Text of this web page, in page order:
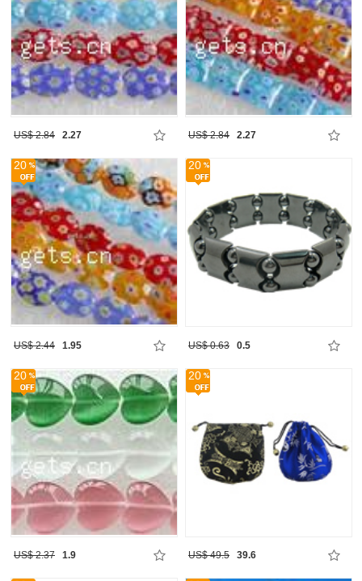
US$ 2.84 2.27 US$ 2.84 2.27
20
US$ 2.44 1.95
20
US$ 0.63 0.5
20
US$ 2.37 1.9
20
US$ 49.5 39.6